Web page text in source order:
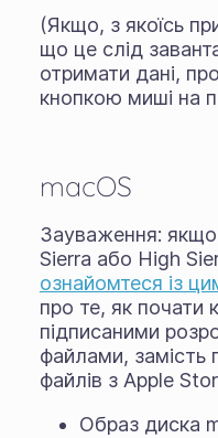
(Якщо, з якоїсь
що це слід
отримати дані,
кнопкою миші на
macOS
Зауваження: якщо
Sierra або High
ознайомтеся із
про те, як почати
підписаними
файлами, замість
файлів з Apple
Образ диска